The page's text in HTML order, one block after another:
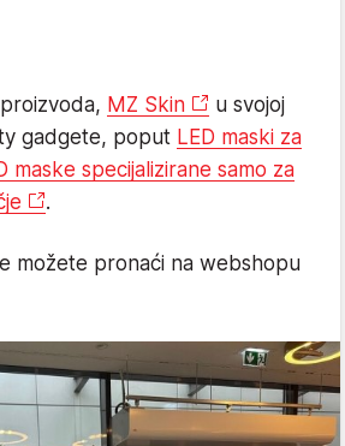
MZ Skin
u svojoj
gadgete, poput LED maski za
maske specijalizirane samo za
.
možete pronaći na webshopu